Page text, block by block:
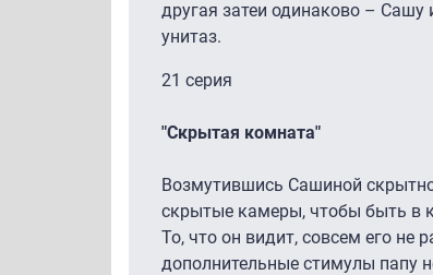
другая затеи одинаково – Сашу
унитаз.
21 серия
"Скрытая комната"
Возмутившись Сашиной
скрытые камеры, чтобы быть в
То, что он видит, совсем его не
дополнительные стимулы папу